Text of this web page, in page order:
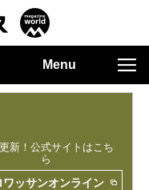
Menu
新！公式サイトはこち
ら
ワッサンオンライン